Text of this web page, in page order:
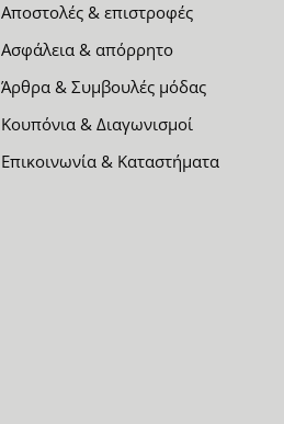
Αποστολές & επιστροφές
Ασφάλεια & απόρρητο
Άρθρα & Συμβουλές μόδας
Κουπόνια & Διαγωνισμοί
Επικοινωνία & Καταστήματα